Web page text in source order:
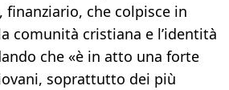
finanziario, che colpisce in
comunità cristiana e l’identità
che «è in atto una forte
soprattutto dei più